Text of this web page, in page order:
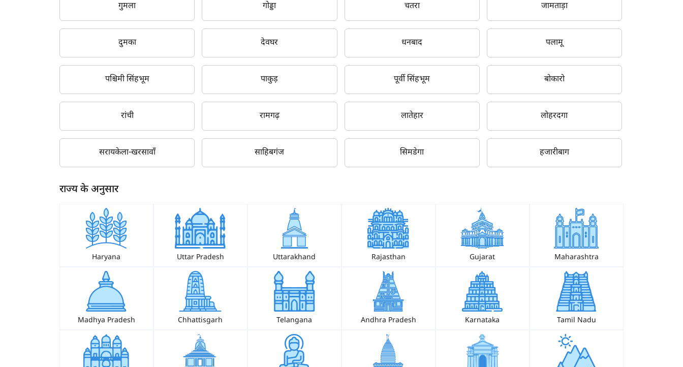
गुमला गोड्डा चतरा जामताड़ा
दुमका देवघर धनबाद पलामू
पश्चिमी सिंहभूम पाकुड़ पूर्वी सिंहभूम बोकारो
रांची रामगढ़ लातेहार लोहरदगा
सरायकेला-खरसावाँ साहिबगंज सिमडेगा हजारीबाग
राज्य के अनुसार
Haryana Uttar Pradesh Uttarakhand Rajasthan Gujarat Maharashtra
Madhya Pradesh Chhattisgarh Telangana Andhra Pradesh Karnataka Tamil Nadu
हम आपकी किस प्रकार सहायता कर सकते हैं?
अपना पूरा नाम दर्ज करें*
क्या आप बिना फॉर्म भरे जाना चाहते हैं?
इसे पूरा करने में 30 सेकंड से भी कम समय लगेगा।
नहीं, धन्यवाद हाँ, पूछताछ जारी रखें
आपकी जानकारी हमारे पास सुरक्षित है।